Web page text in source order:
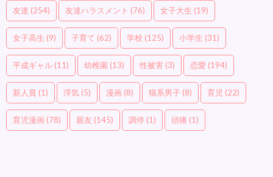
友達 (254) 友達ハラスメント (76) 女子大生 (19)
女子高生 (9) 子育て (62) 学校 (125) 小学生 (31)
平成ギャル (11) 幼稚園 (13) 性被害 (3) 恋愛 (194)
新人賞 (1) 浮気 (5) 漫画 (8) 猫系男子 (8) 育児 (22)
育児漫画 (78) 親友 (145) 調停 (1) 頭痛 (1)